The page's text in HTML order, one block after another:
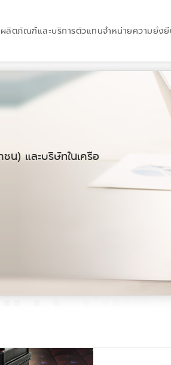
ผลิตภัณฑ์และบริการตัวแทนจำหน่ายความยั่ง
น) และบริษัทในเครือ